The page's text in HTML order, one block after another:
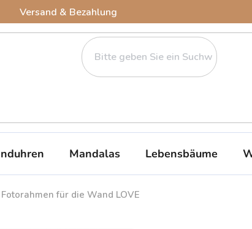
Versand & Bezahlung
Mandalas Lebensbäume
Fotorahmen für die Wand LOVE